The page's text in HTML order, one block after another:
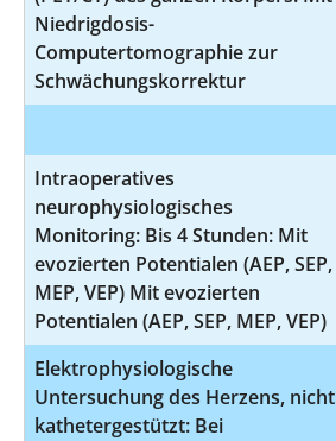
Niedrigdosis-
Computertomographie zur
Schwächungskorrektur
Intraoperatives
neurophysiologisches
Monitoring: Bis 4 Stunden: Mit
evozierten Potentialen (AEP, SEP,
MEP, VEP) Mit evozierten
Potentialen (AEP, SEP, MEP, VEP)
Elektrophysiologische
Untersuchung des Herzens, nicht
kathetergestützt: Bei